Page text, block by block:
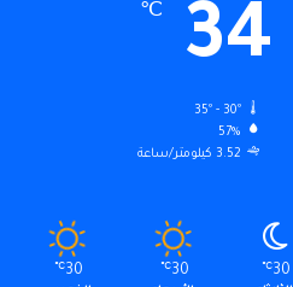
34
℃
35º - 30º
57%
3.52 كيلومتر/ساعة
30
℃
30
℃
30
℃